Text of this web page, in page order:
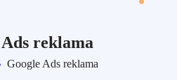
reklama
Google Ads reklama